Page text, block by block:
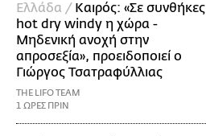
Ελλάδα / Καιρός: «Σε συνθήκες
hot dry windy η χώρα -
Μηδενική ανοχή στην
απροσεξία», προειδοποιεί ο
Γιώργος Τσατραφύλλιας
THE LIFO TEAM
1 ΩΡΕΣ ΠΡΙΝ